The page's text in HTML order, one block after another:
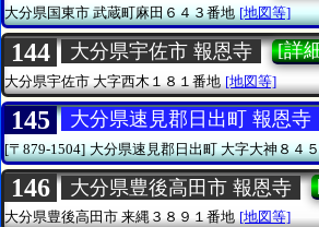
大分県国東市武蔵町麻田６４３番地 [地図等]
144 大分県宇佐市 報恩寺 [詳
大分県宇佐市 大字西木１８１番地 [地図等]
145 大分県速見郡日出町 報恩寺
[〒879-1504] 大分県速見郡日出町大字大神８４
146 大分県豊後高田市 報恩寺
大分県豊後高田市来縄３８９１番地 [地図等]